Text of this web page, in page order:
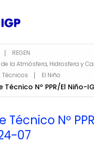
& Collections
REGEN
El Niño
Técnico Nº
07